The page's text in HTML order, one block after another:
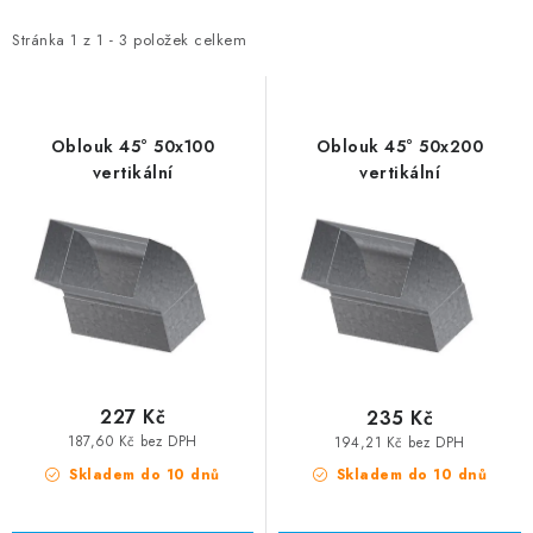
Stránka 1 z 1 - 3 položek celkem
Oblouk 45° 50x100
vertikální
Skladem do 10 dnů
187,60 Kč bez DPH
227 Kč
Oblouk 45° 50x200
vertikální
Skladem do 10 dnů
194,21 Kč bez DPH
235 Kč